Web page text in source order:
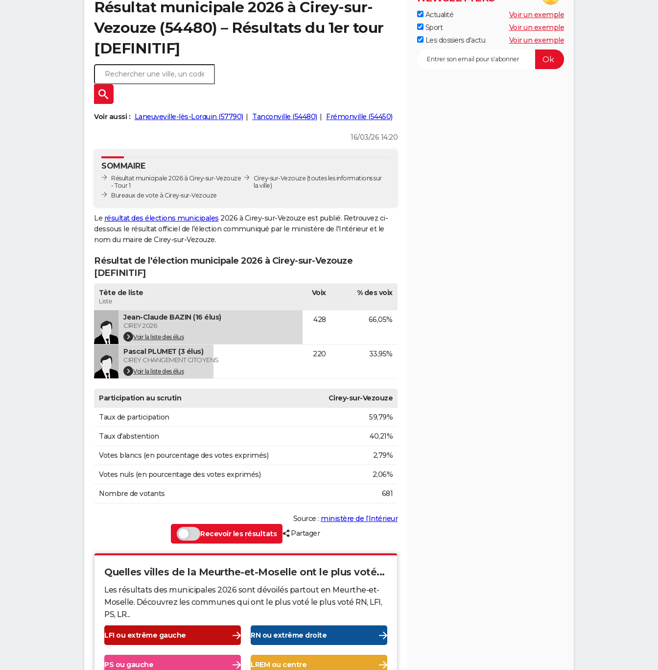
Résultat municipale 2026 à Cirey-sur-
Vezouze (54480) – Résultats du 1er tour
[DEFINITIF]
Voir aussi : Laneuveville-lès-Lorquin (57790) Tanconville (54480) Frémonville (54450)
16/03/26 14:20
SOMMAIRE
Résultat municipale 2026 à Cirey-sur-Vezouze
- Tour 1
Bureaux de vote à Cirey-sur-Vezouze
Cirey-sur-Vezouze (toutes les informations sur
la ville)
Le résultat des élections municipales 2026 à Cirey-sur-Vezouze est publié. Retrouvez ci-
dessous le résultat officiel de l'élection communiqué par le ministère de l'Intérieur et le
nom du maire de Cirey-sur-Vezouze.
Résultat de l'élection municipale 2026 à Cirey-sur-Vezouze
[DEFINITIF]
Tête de liste
Liste
Voix % des voix
Jean-Claude BAZIN (16 élus)
CIREY 2026
Voir la liste des élus
428 66,05%
Pascal PLUMET (3 élus)
CIREY CHANGEMENT CITOYENS
Voir la liste des élus
220 33,95%
Participation au scrutin Cirey-sur-Vezouze
Taux de participation 59,79%
Taux d'abstention 40,21%
Votes blancs (en pourcentage des votes exprimés) 2,79%
Votes nuls (en pourcentage des votes exprimés) 2,06%
Nombre de votants 681
Source : ministère de l’Intérieur
Recevoir les résultats
Partager
Quelles villes de la Meurthe-et-Moselle ont le plus voté...
Les résultats des municipales 2026 sont dévoilés partout en Meurthe-et-
Moselle. Découvrez les communes qui ont le plus voté le plus voté RN, LFI,
PS, LR...
LFI ou extrême gauche RN ou extrême droite
PS ou gauche LREM ou centre
Actualité
Voir un exemple
Sport
Voir un exemple
Les dossiers d'actu
Voir un exemple